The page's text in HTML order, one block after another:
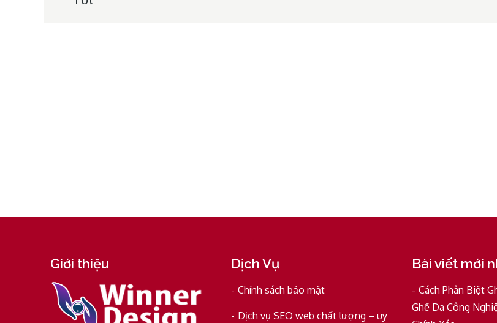
Giới thiệu Dịch Vụ
Chính sách bảo mật
Dịch vụ SEO web chất lượng – uy
Bài viết mới
Cách Phân Biệt
Ghế Da Công